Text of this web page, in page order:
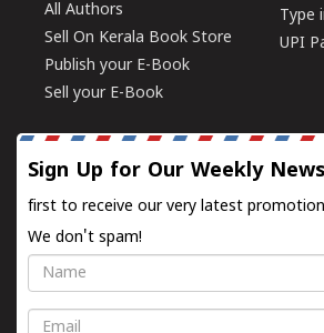
All Authors
Sell On Kerala Book Store
Publish your E-Book
Sell your E-Book
Type
UPI
Sign Up for Our Weekly
first to receive our very latest
We don't spam!
Name
Email